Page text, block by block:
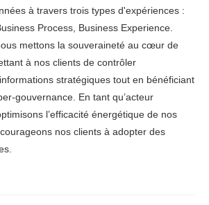
à travers trois types d'expériences :
Process, Business Experience.
mettons la souveraineté au cœur de
à nos clients de contrôler
stratégiques tout en bénéficiant
gouvernance. En tant qu’acteur
l’efficacité énergétique de nos
nos clients à adopter des